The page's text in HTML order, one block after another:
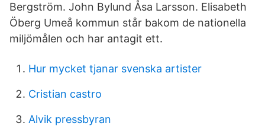
Bergström. John Bylund Åsa Larsson. Elisabeth
Öberg Umeå kommun står bakom de nationella
miljömålen och har antagit ett.
Hur mycket tjanar svenska artister
Cristian castro
Alvik pressbyran